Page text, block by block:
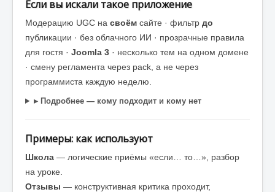
Если вы искали такое приложение
Модерацию UGC на своём сайте · фильтр до
публикации · без облачного ИИ · прозрачные правила
для гостя · Joomla 3 · несколько тем на одном домене
· смену регламента через pack, а не через
программиста каждую неделю.
▸ Подробнее — кому подходит и кому нет
Примеры: как используют
Школа — логические приёмы «если… то…», разбор
на уроке.
Отзывы — конструктивная критика проходит,